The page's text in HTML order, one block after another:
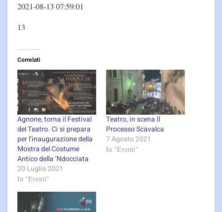
2021-08-13 07:59:01
13
Correlati
Agnone, torna il Festival
del Teatro. Ci si prepara
per l’inaugurazione della
Mostra del Costume
Antico della ‘Ndocciata
20 Luglio 2021
In "Eventi"
Teatro, in scena Il
Processo Scavalca
7 Agosto 2021
In "Eventi"